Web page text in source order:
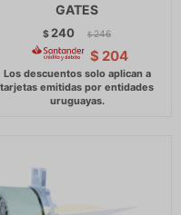
GATES
$ 240 $ 246
$ 204